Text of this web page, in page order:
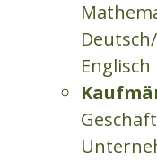
Englisch